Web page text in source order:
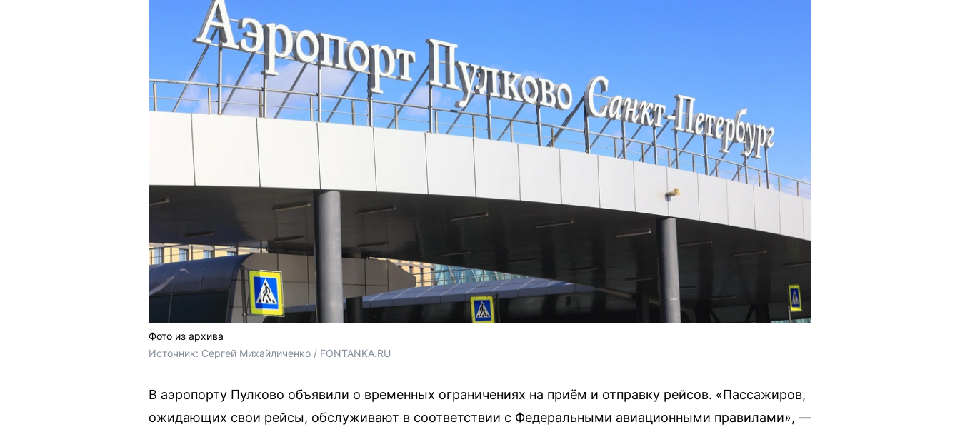
Фото из архива
Источник: Сергей Михайличенко / FONTANKA.RU
В аэропорту Пулково объявили о временных ограничениях на приём и отправку рейсов. «Пассажиров,
ожидающих свои рейсы, обслуживают в соответствии с Федеральными авиационными правилами», —